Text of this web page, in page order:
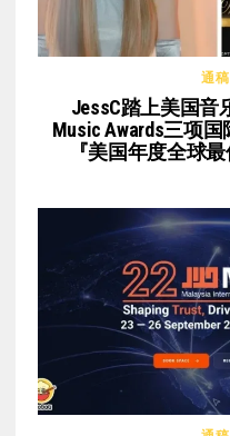
通稿
JessC踏上美国音
Music Awards三项
『美国年度全球